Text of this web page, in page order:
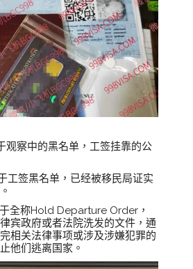
观察中的黑名单，工签挂靠的公
工签黑名单，已经被移民局证实
全称Hold Departure Order，
宾政府或者法院洗发的文件，通
相关法律事项或涉及涉嫌犯罪的
他们逃离国家。